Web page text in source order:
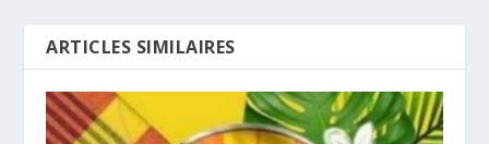
ARTICLES SIMILAIRES